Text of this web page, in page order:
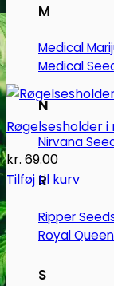
M
Medical
Medical
N
Nirvana
R
Ripper
Royal
S
Røgelsesholder
kr. 69.00
Tilføj til kurv